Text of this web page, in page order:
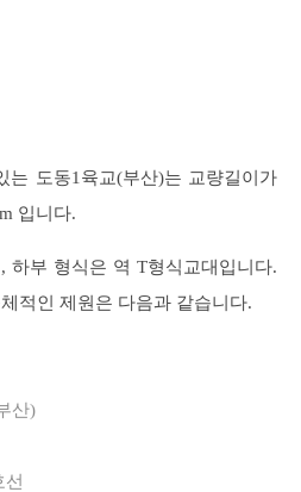
는 도동1육교(부산)는 교량길이가
입니다.
하부 형식은 역 T형식교대입니다.
적인 제원은 다음과 같습니다.
산)
선